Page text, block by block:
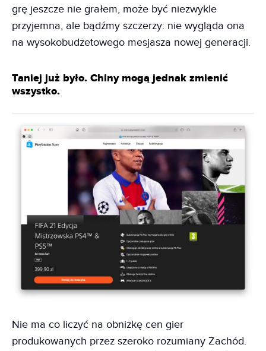
grę jeszcze nie grałem, może być niezwykle
przyjemna, ale bądźmy szczerzy: nie wygląda ona
na wysokobudżetowego mesjasza nowej generacji.
Taniej już było. Chiny mogą jednak zmienić
wszystko.
Nie ma co liczyć na obniżkę cen gier
produkowanych przez szeroko rozumiany Zachód.